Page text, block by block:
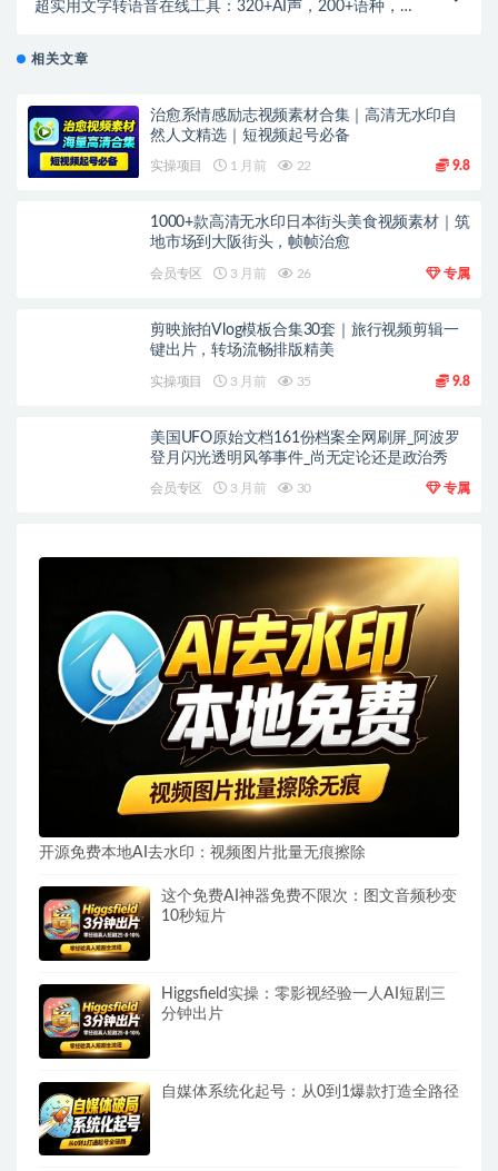
超实用文字转语音在线工具：320+AI声，200+语种，
相关文章
治愈系情感励志视频素材合集｜高清无水印自
然人文精选｜短视频起号必备
实操项目 1 月前 22 9.8
1000+款高清无水印日本街头美食视频素材｜筑
地市场到大阪街头，帧帧治愈
会员专区 3 月前 26 专属
剪映旅拍Vlog模板合集30套｜旅行视频剪辑一
键出片，转场流畅排版精美
实操项目 3 月前 35 9.8
美国UFO原始文档161份档案全网刷屏_阿波罗
登月闪光透明风筝事件_尚无定论还是政治秀
会员专区 3 月前 30 专属
开源免费本地AI去水印：视频图片批量无痕擦除
这个免费AI神器免费不限次：图文音频秒变
10秒短片
Higgsfield实操：零影视经验一人AI短剧三
分钟出片
自媒体系统化起号：从0到1爆款打造全路径